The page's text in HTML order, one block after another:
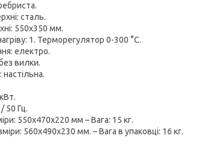
сталь.
550х350 мм.
1. Терморегулятор 0-300 °C.
електро.
вилки.
настільна.
50 Гц.
550х470х220 мм – Вага: 15 кг.
560х490х230 мм. – Вага в упаковці: 16 кг.